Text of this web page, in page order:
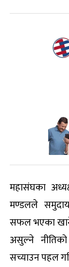
महासंघका
मण्डलले
सफल भएका
असुल्ने
सच्याउन पहल